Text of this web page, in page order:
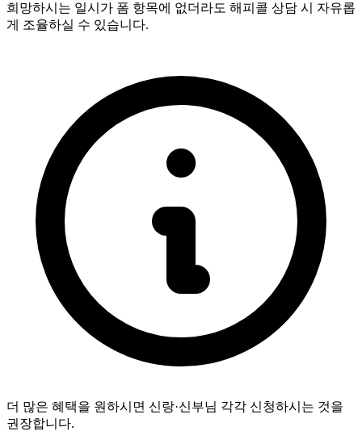
희망하시는 일시가 폼 항목에 없더라도 해피콜 상담 시 자유롭
게 조율하실 수 있습니다.
더 많은 혜택을 원하시면 신랑·신부님 각각 신청하시는 것을
권장합니다.